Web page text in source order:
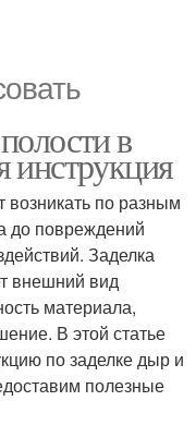
в
инструкция
по разным
до повреждений
Заделка
внешний вид
материала,
В этой статье
по заделке дыр и
полезные